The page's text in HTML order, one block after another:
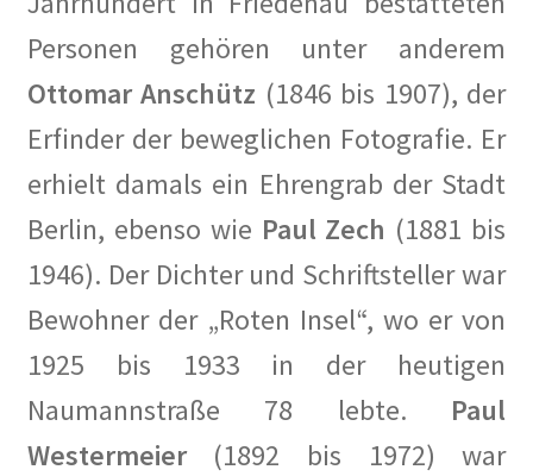
Weg mit den Bausünden, die unser schönes Berlin
verschandeln!
Lage
Mein Konto
Nachrufe
Newsletter
Ostern 2020
Partnerveranstaltungen
Personen gehören unter anderem
Ottomar Anschütz (1846 bis 1907), der
Erfinder der beweglichen Fotografie. Er
erhielt damals ein Ehrengrab der Stadt
Berlin, ebenso wie Paul Zech (1881 bis
1946). Der Dichter und Schriftsteller war
Bewohner der „Roten Insel“, wo er von
1925 bis 1933 in der heutigen
Naumannstraße 78 lebte. Paul
Westermeier(1892 bis 1972) war